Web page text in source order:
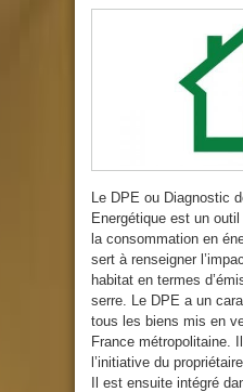
Le DPE ou Diagnostic
Energétique est un
la consommation en
sert à renseigner
habitat en termes
serre. Le DPE a un
tous les biens mis en
France métropolitaine.
l’initiative du
Il est ensuite intégré